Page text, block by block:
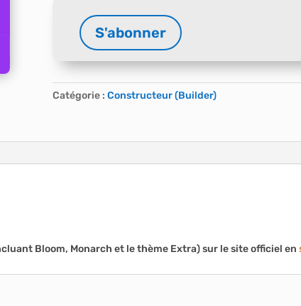
quantité
Divi
theme
+
S'abonner
l
e
r
n
v
Catégorie : Constructeur (Builder)
Bloom, Monarch et le thème Extra) sur le site officiel en